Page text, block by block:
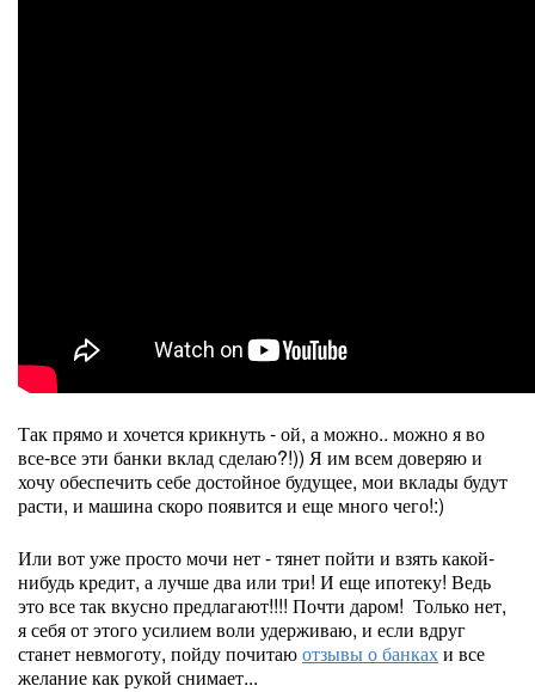
Так прямо и хочется крикнуть - ой, а можно.. можно я во
все-все эти банки вклад сделаю?!)) Я им всем доверяю и
хочу обеспечить себе достойное будущее, мои вклады будут
расти, и машина скоро появится и еще много чего!:)
Или вот уже просто мочи нет - тянет пойти и взять какой-
нибудь кредит, а лучше два или три! И еще ипотеку! Ведь
это все так вкусно предлагают!!!! Почти даром! Только нет,
я себя от этого усилием воли удерживаю, и если вдруг
станет невмоготу, пойду почитаюотзывы о банкахи все
желание как рукой снимает...